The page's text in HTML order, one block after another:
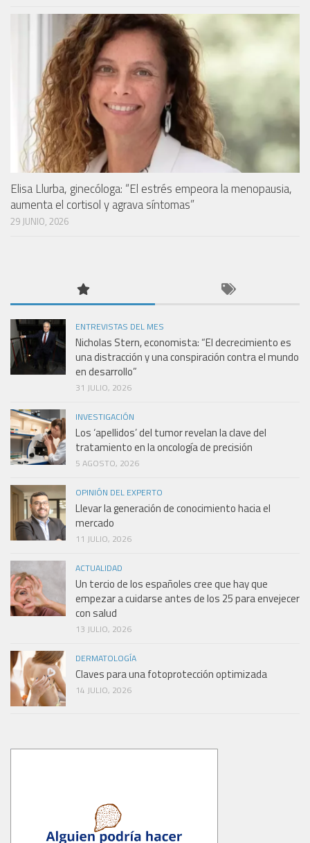
Elisa Llurba, ginecóloga: “El estrés empeora la menopausia,
aumenta el cortisol y agrava síntomas”
29 JUNIO, 2026
ENTREVISTAS DEL MES
Nicholas Stern, economista: “El decrecimiento es
una distracción y una conspiración contra el mundo
en desarrollo”
31 JULIO, 2026
INVESTIGACIÓN
Los ‘apellidos’ del tumor revelan la clave del
tratamiento en la oncología de precisión
5 AGOSTO, 2026
OPINIÓN DEL EXPERTO
Llevar la generación de conocimiento hacia el
mercado
11 JULIO, 2026
ACTUALIDAD
Un tercio de los españoles cree que hay que
empezar a cuidarse antes de los 25 para envejecer
con salud
13 JULIO, 2026
DERMATOLOGÍA
Claves para una fotoprotección optimizada
14 JULIO, 2026